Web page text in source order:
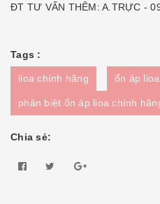
ĐT TƯ VẤN THÊM: A.TRỰC -
Tags :
lioa chính hãng ổn áp
phân biệt ổn áp lioa chính
Chia sẻ: